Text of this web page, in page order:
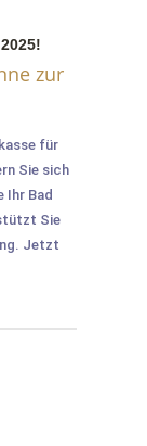
zur
für
Sie sich
Ihr Bad
Sie
Jetzt